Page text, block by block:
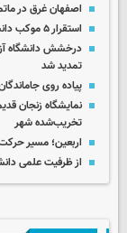
اصفهان غرق در
استقرار ۵ موکب دانشگاه آزاد اسلامی کرمانشاه برای خدمت‌رسانی به زائران اربعین
درخشش دانشگاه
تمدید شد
پیاده روی جاماندگان
نمایشگاه زنجان
تخریب‌شده شهر
اربعین؛ مسیر
از ظرفیت علمی